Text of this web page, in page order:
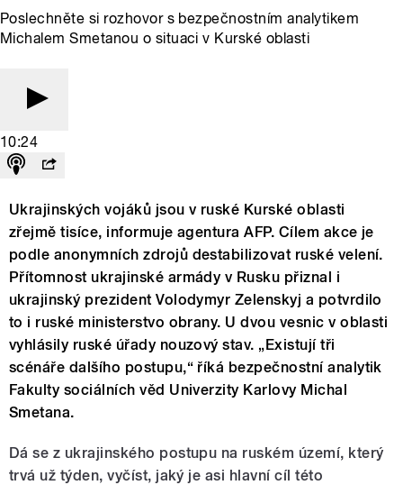
Poslechněte si rozhovor s bezpečnostním analytikem
Michalem Smetanou o situaci v Kurské oblasti
10:24
Ukrajinských vojáků jsou v ruské Kurské oblasti
zřejmě tisíce, informuje agentura AFP. Cílem akce je
podle anonymních zdrojů destabilizovat ruské velení.
Přítomnost ukrajinské armády v Rusku přiznal i
ukrajinský prezident Volodymyr Zelenskyj a potvrdilo
to i ruské ministerstvo obrany. U dvou vesnic v oblasti
vyhlásily ruské úřady nouzový stav. „Existují tři
scénáře dalšího postupu,“ říká bezpečnostní analytik
Fakulty sociálních věd Univerzity Karlovy Michal
Smetana.
Dá se z ukrajinského postupu na ruském území, který
trvá už týden, vyčíst, jaký je asi hlavní cíl této